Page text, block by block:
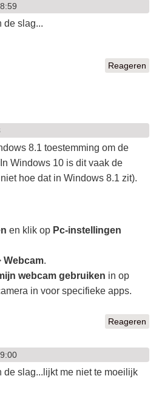
de slag...
Reageren
8.1 toestemming om de
Windows 10 is dit vaak de
hoe dat in Windows 8.1 zit).
en klik op Pc-instellingen
Webcam.
webcam gebruiken in op
in voor specifieke apps.
Reageren
de slag...lijkt me niet te moeilijk